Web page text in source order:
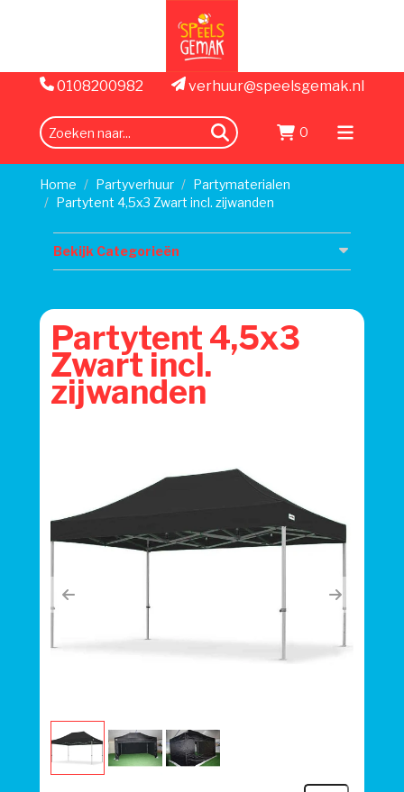
0108200982 verhuur@speelsgemak.nl
zoeken 0
Menu
Home
Partyverhuur
Partymaterialen
Partytent 4,5x3 Zwart incl. zijwanden
Bekijk Categorieën
Partytent 4,5x3
Zwart incl.
zijwanden
Previous Next